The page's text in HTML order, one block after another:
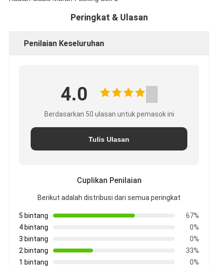
Peringkat & Ulasan
Penilaian Keseluruhan
4.0
Berdasarkan 50 ulasan untuk pemasok ini
Tulis Ulasan
Cuplikan Penilaian
Berikut adalah distribusi dari semua peringkat
5 bintang
67%
4 bintang
0%
3 bintang
0%
2 bintang
33%
1 bintang
0%